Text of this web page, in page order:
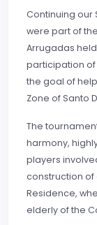
Continuing our
were part of
Arrugadas
participation of
the goal of
Zone of Santo
The
harmony,
players
construction of
Residence,
elderly of the